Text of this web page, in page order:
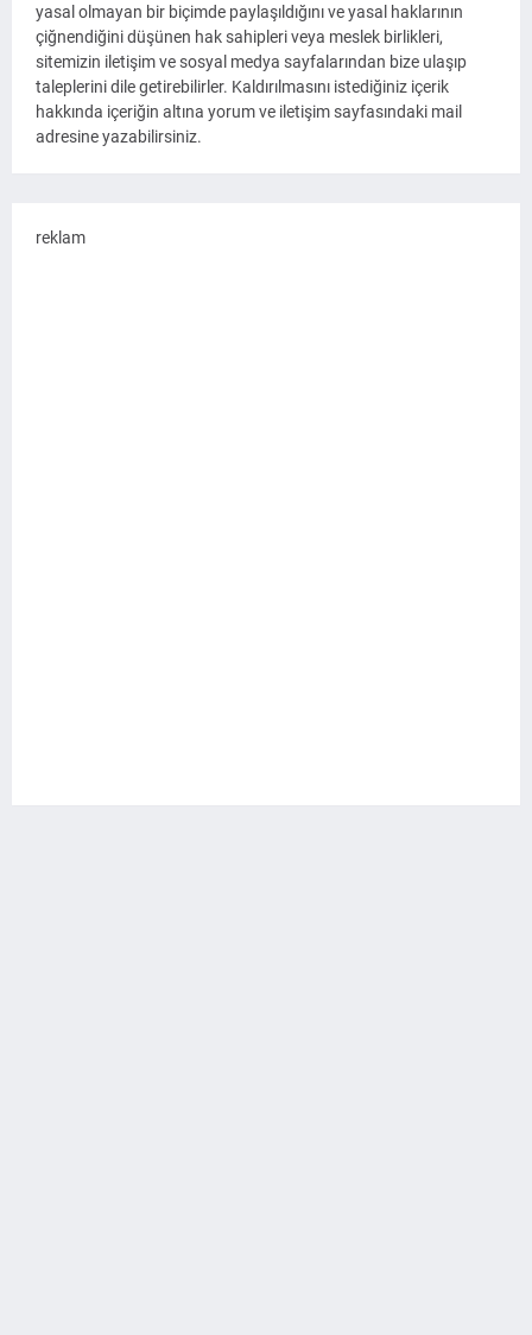
yasal olmayan bir biçimde paylaşıldığını ve yasal haklarının
çiğnendiğini düşünen hak sahipleri veya meslek birlikleri,
sitemizin iletişim ve sosyal medya sayfalarından bize ulaşıp
taleplerini dile getirebilirler. Kaldırılmasını istediğiniz içerik
hakkında içeriğin altına yorum ve iletişim sayfasındaki mail
adresine yazabilirsiniz.
reklam